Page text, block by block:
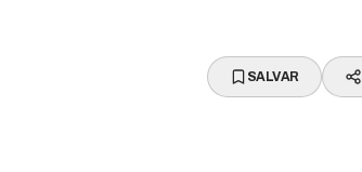
SALVAR